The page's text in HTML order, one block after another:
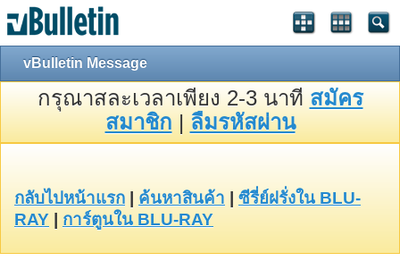
vBulletin Message
กรุณาสละเวลาเพียง 2-3 นาที สมัคร
สมาชิก | ลืมรหัสผ่าน
กลับไปหน้าแรก ค้นหาสินค้า
ซีรี่ย์ฝรั่งใน BLU-
RAY
การ์ตูนใน BLU-RAY